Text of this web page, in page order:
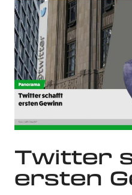
Twitter
ersten